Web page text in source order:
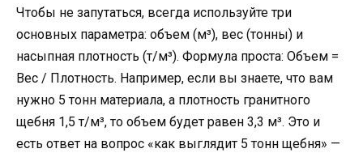
Чтобы не запутаться, всегда используйте три
основных параметра: объем (м³), вес (тонны) и
насыпная плотность (т/м³). Формула проста: Объем =
Вес / Плотность. Например, если вы знаете, что вам
нужно 5 тонн материала, а плотность гранитного
щебня 1,5 т/м³, то объем будет равен 3,3 м³. Это и
есть ответ на вопрос «как выглядит 5 тонн щебня» —